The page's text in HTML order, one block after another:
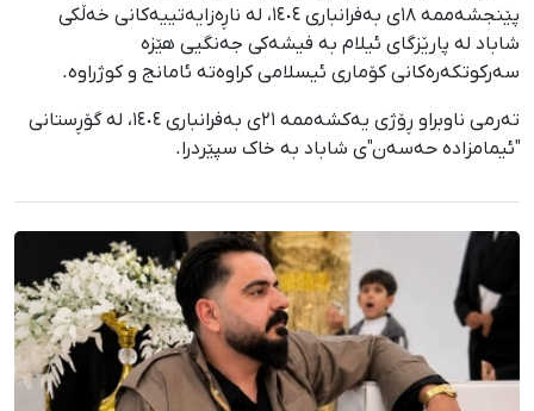
پێنجشەممە ١٨ی بەفرانباری ١٤٠٤، لە ناڕەزایەتییەکانی خەڵکی
شاباد لە پارێزگای ئیلام بە فیشەکی جەنگیی هێزە
سەرکوتکەرەکانی کۆماری ئیسلامی کراوەتە ئامانج و کوژراوە.
تەرمی ناوبراو ڕۆژی یەکشەممە ٢١ی بەفرانباری ١٤٠٤، لە گۆڕستانی
"ئیمامزادە حەسەن"ی شاباد بە خاک سپێردرا.